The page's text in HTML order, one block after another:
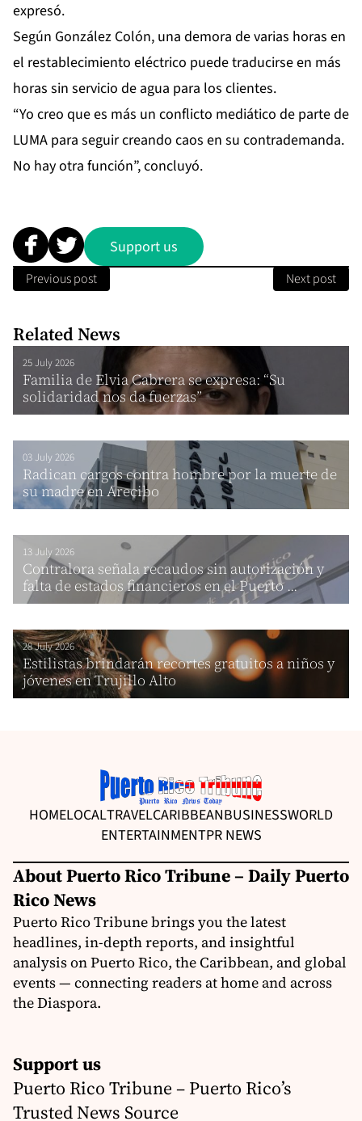
expresó.
Según González Colón, una demora de varias horas en
el restablecimiento eléctrico puede traducirse en más
horas sin servicio de agua para los clientes.
“Yo creo que es más un conflicto mediático de parte de
LUMA para seguir creando caos en su contrademanda.
No hay otra función”, concluyó.
Support us
Previous post Next post
Related News
25 July 2026
Familia de Elvia Cabrera se expresa: “Su
solidaridad nos da fuerzas”
03 July 2026
Radican cargos contra hombre por la muerte de
su madre en Arecibo
13 July 2026
Contralora señala recaudos sin autorización y
falta de estados financieros en el Puerto ...
28 July 2026
Estilistas brindarán recortes gratuitos a niños y
jóvenes en Trujillo Alto
HOMELOCALTRAVELCARIBBEANBUSINESSWORLD
ENTERTAINMENTPR NEWS
About Puerto Rico Tribune – Daily Puerto
Rico News
Puerto Rico Tribune brings you the latest
headlines, in-depth reports, and insightful
analysis on Puerto Rico, the Caribbean, and global
events — connecting readers at home and across
the Diaspora.
Support us
Puerto Rico Tribune – Puerto Rico’s
Trusted News Source